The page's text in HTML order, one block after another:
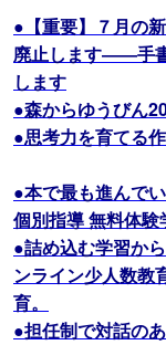
●【重要】７月の
廃止します――手
します
●森からゆうびん
●思考力を育てる
●本で最も進んで
個別指導 無料体験
●詰め込む学習か
ンライン少人数教
育。
●担任制で対話の